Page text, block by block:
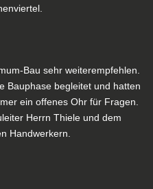
Bau sehr weiterempfehlen.
Bauphase begleitet und hatten
ein offenes Ohr für Fragen.
Herrn Thiele und dem
Handwerkern.